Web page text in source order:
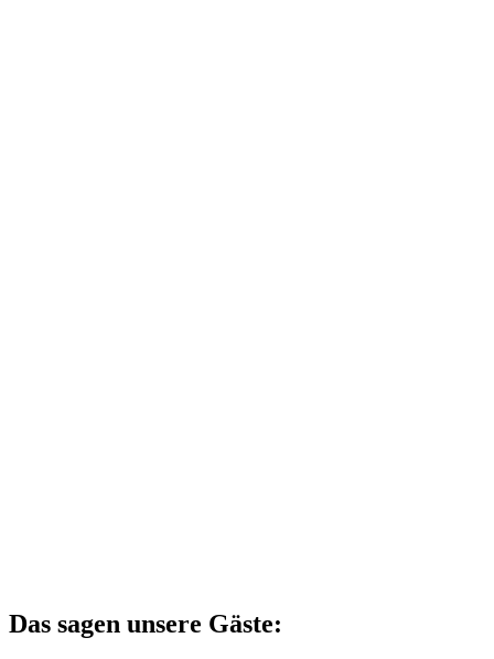
Das sagen unsere Gäste: